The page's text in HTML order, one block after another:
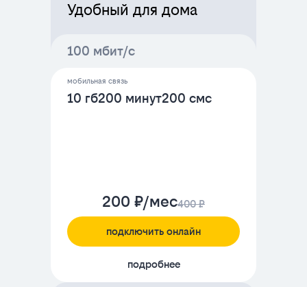
Удобный для дома
100 мбит/с
мобильная связь
10 гб200 минут200 смс
200 ₽/мес400 ₽
подключить онлайн
подробнее